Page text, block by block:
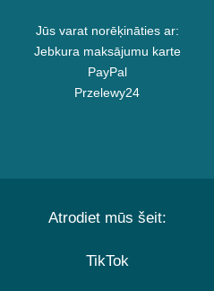
Jūs varat norēķināties ar:
Jebkura maksājumu karte
PayPal
Przelewy24
Atrodiet mūs šeit:
TikTok